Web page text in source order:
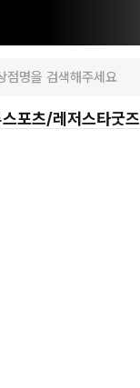
스포츠/레저스타굿즈